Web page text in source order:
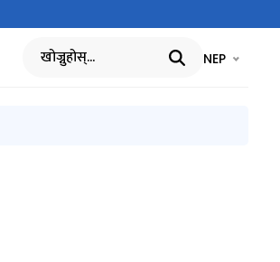
खोज्नुहोस् भाषा चयन
NEP